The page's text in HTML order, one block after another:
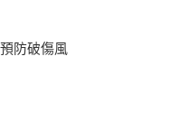
預防破傷風